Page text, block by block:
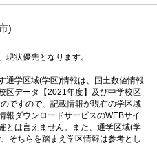
)
状優先となります。
通学区域(学区)情報は、国土数値情報
区データ【2021年度】及び中学校区
ですので、記載情報が現在の学区域
報ダウンロードサービスのWEBサイ
とは言えません。また、通学区域(学
そちらを踏まえ学区情報は参考とし